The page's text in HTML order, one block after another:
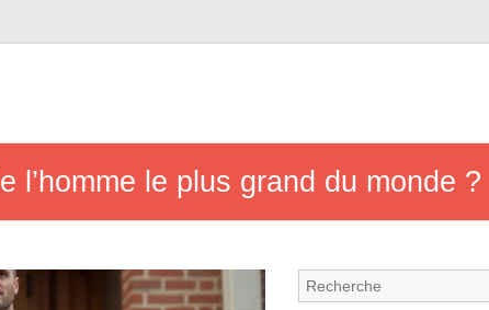
l’homme le plus grand du monde ?